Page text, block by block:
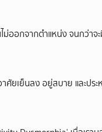
อกจากตำแหน่ง จนกว่าจะ
ศัยเย็นลง อยู่สบาย และประ